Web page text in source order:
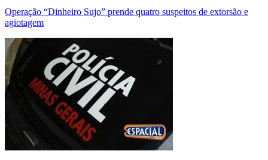
Operação “Dinheiro Sujo” prende quatro suspeitos de extorsão e
agiotagem